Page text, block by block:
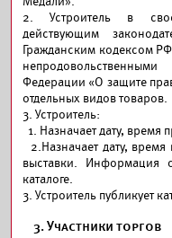
2. Устроитель в
действующим
Гражданским кодексом
Федерации «О защите
отдельных видов товаров.
3. Устроитель:
1. Назначает дату, время
2.Назначает дату,
выставки. Информация
каталоге.
3. Устроитель публикует
3. Участники торгов